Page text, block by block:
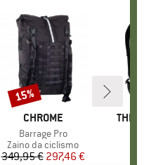
MARCHIO
CHROME
Articolo
Barrage Pro
Gruppo di prodotti
Zaino da ciclismo
Prezzo
349,95 €Prezzo ridotto
297,46 €
Sconto
15%
THE